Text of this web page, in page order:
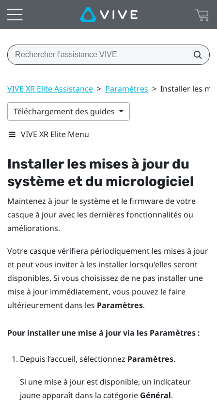
VIVE XR Elite Assistance > Paramètres > Installer les
Téléchargement des guides
VIVE XR Elite Menu
Installer les mises à jour du
système et du micrologiciel
Maintenez à jour le système et le firmware de votre
casque à jour avec les dernières fonctionnalités ou
améliorations.
Votre casque vérifiera périodiquement les mises à jour
et peut vous inviter à les installer lorsqu'elles seront
disponibles. Si vous choisissez de ne pas installer une
mise à jour immédiatement, vous pouvez le faire
ultérieurement dans les Paramètres.
Pour installer une mise à jour via les Paramètres :
Depuis l’accueil, sélectionnez Paramètres.
Si une mise à jour est disponible, un indicateur
jaune apparaît dans la catégorie Général.